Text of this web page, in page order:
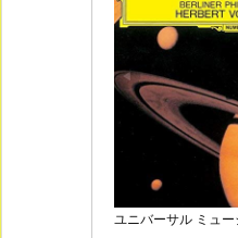
ユニバーサル ミュー